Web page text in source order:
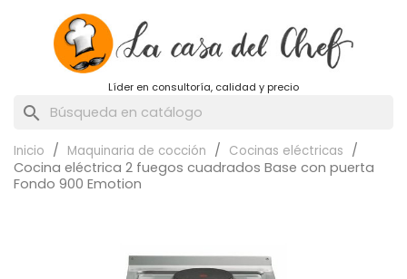
Líder en consultoría, calidad y precio
search
Inicio Maquinaria de cocción Cocinas eléctricas
Cocina eléctrica 2 fuegos cuadrados Base con puerta
Fondo 900 Emotion